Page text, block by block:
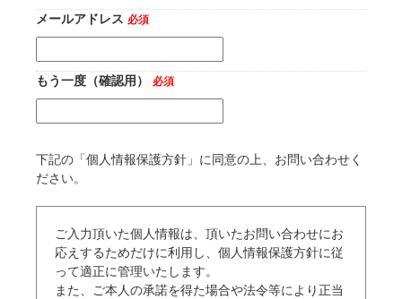
メールアドレス 必須
もう一度（確認用） 必須
下記の「個人情報保護方針」に同意の上、お問い合わせく
ださい。
ご入力頂いた個人情報は、頂いたお問い合わせにお
応えするためだけに利用し、個人情報保護方針に従
って適正に管理いたします。
また、ご本人の承諾を得た場合や法令等により正当